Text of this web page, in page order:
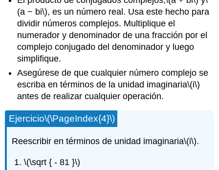
(a − bi\), es un número real. Usa este hecho para
dividir números complejos. Multiplique el
numerador y denominador de una fracción por el
complejo conjugado del denominador y luego
simplifique.
Asegúrese de que cualquier número complejo se
escriba en términos de la unidad imaginaria\(i\)
antes de realizar cualquier operación.
Ejercicio\(\PageIndex{4}\)
Reescribir en términos de unidad imaginaria\(i\).
\(\sqrt { - 81 }\)